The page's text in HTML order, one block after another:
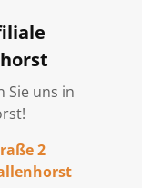
Sie uns in
2